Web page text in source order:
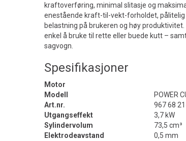
kraftoverføring, minimal slitasje og
enestående kraft-til-vekt-forholdet,
belastning på brukeren og høy
enkel å bruke til rette eller buede kutt –
sagvogn.
Spesifikasjoner
Motor
Modell
POWER
Art.nr.
967 68
Utgangseffekt
3,7 kW
Sylindervolum
73,5 cm³
Elektrodeavstand
0,5 mm